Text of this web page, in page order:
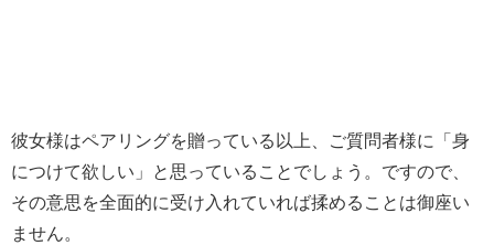
彼女様はペアリングを贈っている以上、ご質問者様に「身
につけて欲しい」と思っていることでしょう。ですので、
その意思を全面的に受け入れていれば揉めることは御座い
ません。